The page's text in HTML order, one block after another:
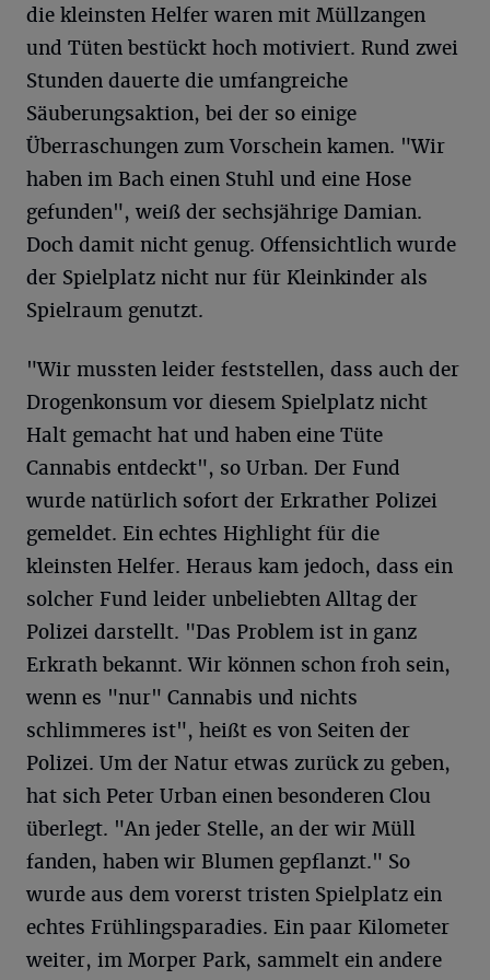
die kleinsten Helfer waren mit Müllzangen
und Tüten bestückt hoch motiviert. Rund zwei
Stunden dauerte die umfangreiche
Säuberungsaktion, bei der so einige
Überraschungen zum Vorschein kamen. "Wir
haben im Bach einen Stuhl und eine Hose
gefunden", weiß der sechsjährige Damian.
Doch damit nicht genug. Offensichtlich wurde
der Spielplatz nicht nur für Kleinkinder als
Spielraum genutzt.
"Wir mussten leider feststellen, dass auch der
Drogenkonsum vor diesem Spielplatz nicht
Halt gemacht hat und haben eine Tüte
Cannabis entdeckt", so Urban. Der Fund
wurde natürlich sofort der Erkrather Polizei
gemeldet. Ein echtes Highlight für die
kleinsten Helfer. Heraus kam jedoch, dass ein
solcher Fund leider unbeliebten Alltag der
Polizei darstellt. "Das Problem ist in ganz
Erkrath bekannt. Wir können schon froh sein,
wenn es "nur" Cannabis und nichts
schlimmeres ist", heißt es von Seiten der
Polizei. Um der Natur etwas zurück zu geben,
hat sich Peter Urban einen besonderen Clou
überlegt. "An jeder Stelle, an der wir Müll
fanden, haben wir Blumen gepflanzt." So
wurde aus dem vorerst tristen Spielplatz ein
echtes Frühlingsparadies. Ein paar Kilometer
weiter, im Morper Park, sammelt ein andere